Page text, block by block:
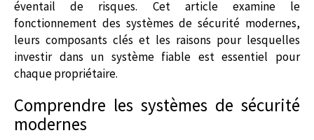
éventail de risques. Cet article examine le
fonctionnement des systèmes de sécurité modernes,
leurs composants clés et les raisons pour lesquelles
investir dans un système fiable est essentiel pour
chaque propriétaire.
Comprendre les systèmes de sécurité
modernes